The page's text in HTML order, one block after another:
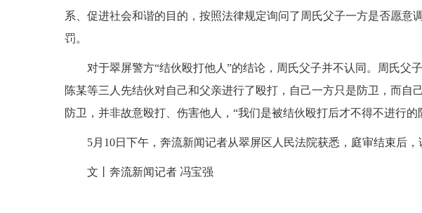
系、促进社会和谐的目的，按照法律规定询问了周氏父子一方是否愿意
罚。
对于翠屏警方“结伙殴打他人”的结论，周氏父子并不认同。周氏父
陈某等三人先结伙对自己和父亲进行了殴打，自己一方只是防卫，而自
防卫，并非故意殴打、伤害他人，“我们是被结伙殴打后才不得不进行
5月10日下午，奔流新闻记者从翠屏区人民法院获悉，庭审结束后，
文丨奔流新闻记者 冯宝强